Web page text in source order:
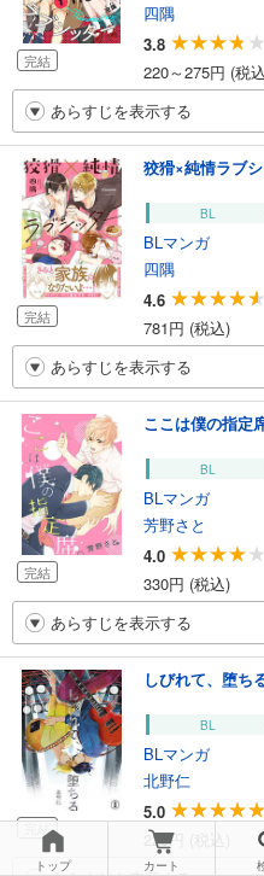
完結
四隅
3.8
220～275円 (税
あらすじを表示する
完結
狡猾×純情ラブ
BL
BLマンガ
四隅
4.6
781円 (税込)
あらすじを表示する
完結
ここは僕の指定
BL
BLマンガ
芳野さと
4.0
330円 (税込)
あらすじを表示する
完結
しびれて、堕ち
BL
BLマンガ
北野仁
5.0
220円 (税込)
トップ カート